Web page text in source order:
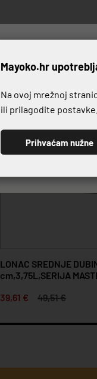
LONAC SREDNJE
cm,3,75L,SERIJA
39,61 €
49,51 €
Mayoko.hr
Na ovoj mrežnoj
ili prilagodite postavke.
Prihvaćam nužne